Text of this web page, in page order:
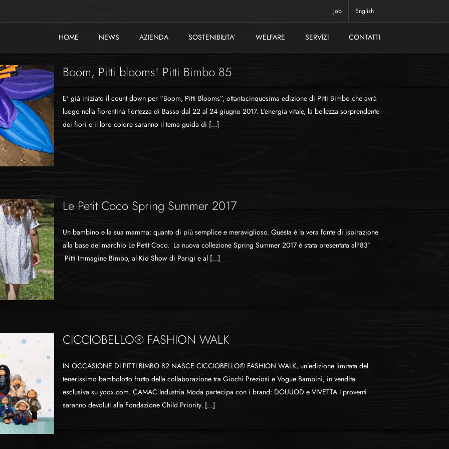
Job English
HOME NEWS AZIENDA SOSTENIBILITA’ WELFARE SERVIZI CONTATTI
Boom, Pitti blooms! Pitti Bimbo 85
E' già iniziato il count down per “Boom, Pitti Blooms”, ottantacinquesima edizione di Pitti Bimbo che avrà
luogo nella fiorentina Fortezza di Basso dal 22 al 24 giugno 2017. L'energia vitale, la bellezza sorprendente
dei fiori e il loro colore saranno il tema guida di [...]
Le Petit Coco Spring Summer 2017
Un bambino e la sua mamma: quanto di più semplice e meraviglioso. Questa è la vera fonte di ispirazione
alla base del marchio Le Petit Coco. La nuova collezione Spring Summer 2017 è stata presentata all'83°
Pitti Immagine Bimbo, al Kid Show di Parigi e al [...]
CICCIOBELLO® FASHION WALK
IN OCCASIONE DI PITTI BIMBO 82 NASCE CICCIOBELLO® FASHION WALK, un’edizione limitata del
tenerissimo bambolotto frutto della collaborazione tra Giochi Preziosi e Vogue Bambini, in vendita
esclusiva su yoox.com. CAMAC Industria Moda partecipa con i brand: DOUUOD e VIVETTA I proventi
saranno devoluti alla Fondazione Child Priority. [...]